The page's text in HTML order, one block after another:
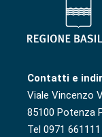
Contatti e
Viale Vincenzo
85100 Potenza
Tel 0971 661111